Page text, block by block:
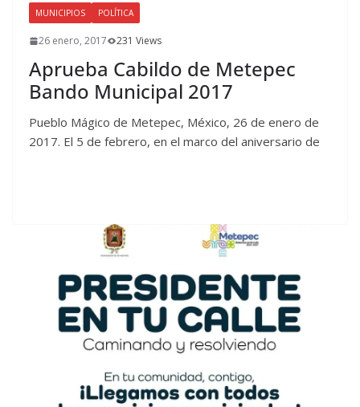
MUNICIPIOS POLÍTICA
26 enero, 2017 231 Views
Aprueba Cabildo de Metepec
Bando Municipal 2017
Pueblo Mágico de Metepec, México, 26 de enero de
2017. El 5 de febrero, en el marco del aniversario de